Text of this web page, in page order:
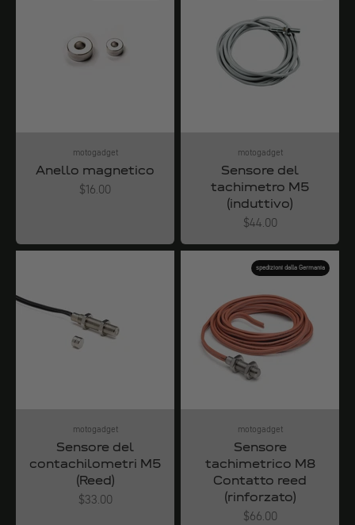
motogadget
Anello magnetico
Angebot
$16.00
motogadget
Sensore del
tachimetro M5
(induttivo)
Angebot
$44.00
motogadget
Sensore del
contachilometri M5
(Reed)
Angebot
$33.00
spedizioni dalla Germania
motogadget
Sensore
tachimetrico M8
Contatto reed
(rinforzato)
Angebot
$66.00